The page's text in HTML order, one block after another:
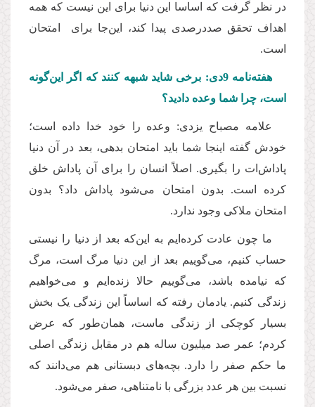
در نظر گرفت که اساسا این دنیا برای این نیست که همه
اهداف تحقق صددرصدی پیدا کند، این‌جا برای‌ امتحان
است.
هفته‌نامه 9دی: برخی شاید شبهه کنند که اگر این‌گونه
است، چرا شما وعده دادید؟
علامه مصباح یزدی: وعده را خود خدا داده است؛
خودش گفته اینجا شما باید‌ امتحان بدهی، بعد در آن دنیا
پاداش‌ات را بگیری. اصلاً انسان را برای آن پاداش خلق
کرده است. بدون‌ امتحان می‌شود پاداش داد؟ بدون‌
امتحان ملاکی وجود ندارد.
ما چون عادت کرده‌ایم به این‌که بعد از دنیا را نیستی
حساب کنیم، می‌گوییم بعد از این دنیا مرگ است، مرگ
که نیامده باشد، می‌گوییم حالا زنده‌ایم و می‌خواهیم
زندگی کنیم. یادمان رفته که اساساً این زندگی یک بخش
بسیار کوچکی از زندگی ماست، همان‌طور که عرض
کردم؛ عمر صد میلیون ساله هم در مقابل زندگی اصلی
ما حکم صفر را دارد. بچه‌های دبستانی هم می‌دانند که
نسبت بین هر عدد بزرگی با نامتناهی، صفر می‌شود.